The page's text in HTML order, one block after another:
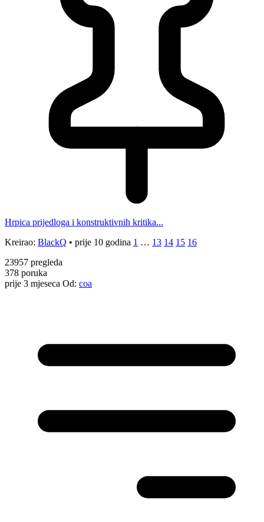
Hrpica prijedloga i konstruktivnih kritika...
Kreirao: BlackQ • prije 10 godina 1 … 13 14 15 16
23957 pregleda
378 poruka
prije 3 mjeseca Od: coa